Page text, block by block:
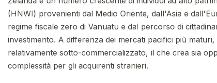
(HNWI) provenienti dal Medio Oriente, dall'Asia e
regime fiscale zero di Vanuatu e dal percorso di
investimento. A differenza dei mercati pacifici più
relativamente sotto-commercializzato, il che crea sia
complessità per gli acquirenti stranieri.